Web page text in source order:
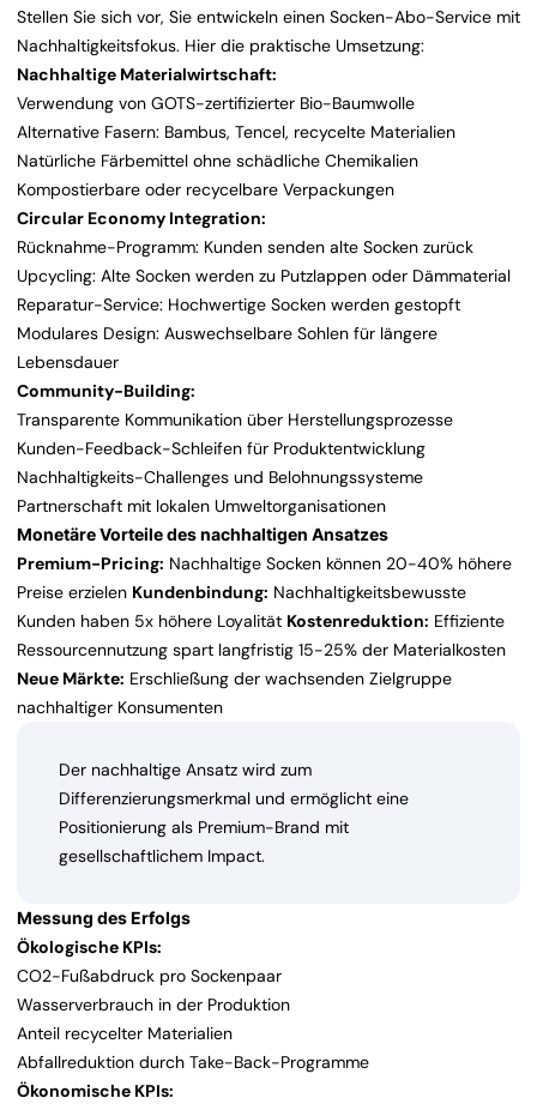
Stellen Sie sich vor, Sie entwickeln einen Socken-Abo-Service mit
Nachhaltigkeitsfokus. Hier die praktische Umsetzung:
Nachhaltige Materialwirtschaft:
Verwendung von GOTS-zertifizierter Bio-Baumwolle
Alternative Fasern: Bambus, Tencel, recycelte Materialien
Natürliche Färbemittel ohne schädliche Chemikalien
Kompostierbare oder recycelbare Verpackungen
Circular Economy Integration:
Rücknahme-Programm: Kunden senden alte Socken zurück
Upcycling: Alte Socken werden zu Putzlappen oder Dämmaterial
Reparatur-Service: Hochwertige Socken werden gestopft
Modulares Design: Auswechselbare Sohlen für längere
Lebensdauer
Community-Building:
Transparente Kommunikation über Herstellungsprozesse
Kunden-Feedback-Schleifen für Produktentwicklung
Nachhaltigkeits-Challenges und Belohnungssysteme
Partnerschaft mit lokalen Umweltorganisationen
Monetäre Vorteile des nachhaltigen Ansatzes
Premium-Pricing: Nachhaltige Socken können 20-40% höhere
Preise erzielen Kundenbindung: Nachhaltigkeitsbewusste
Kunden haben 5x höhere Loyalität Kostenreduktion: Effiziente
Ressourcennutzung spart langfristig 15-25% der Materialkosten
Neue Märkte: Erschließung der wachsenden Zielgruppe
nachhaltiger Konsumenten
Der nachhaltige Ansatz wird zum
Differenzierungsmerkmal und ermöglicht eine
Positionierung als Premium-Brand mit
gesellschaftlichem Impact.
Messung des Erfolgs
Ökologische KPIs:
CO2-Fußabdruck pro Sockenpaar
Wasserverbrauch in der Produktion
Anteil recycelter Materialien
Abfallreduktion durch Take-Back-Programme
Ökonomische KPIs: